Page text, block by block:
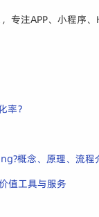
专注APP、小程序
率？
概念、原理、流程
值工具与服务